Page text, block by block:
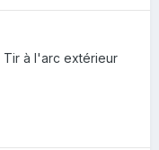
Tir à l'arc extérieur